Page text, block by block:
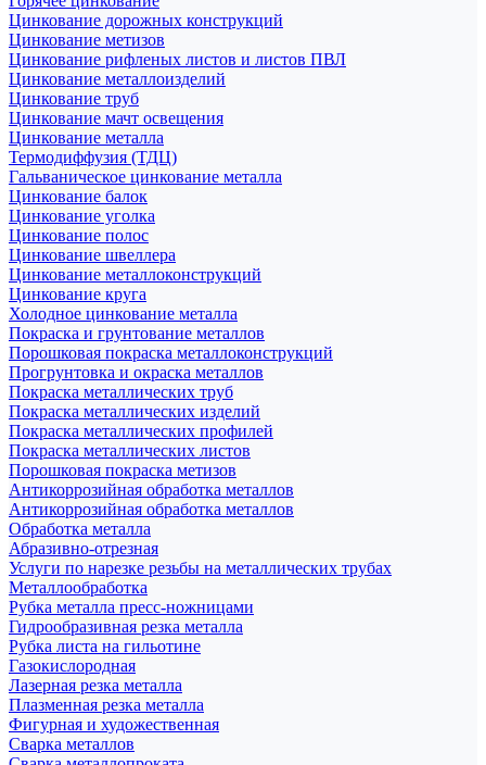
Цинкование дорожных конструкций
Цинкование метизов
Цинкование рифленых листов и листов ПВЛ
Цинкование металлоизделий
Цинкование труб
Цинкование мачт освещения
Цинкование металла
Термодиффузия (ТДЦ)
Гальваническое цинкование металла
Цинкование балок
Цинкование уголка
Цинкование полос
Цинкование швеллера
Цинкование металлоконструкций
Цинкование круга
Холодное цинкование металла
Покраска и грунтование металлов
Порошковая покраска металлоконструкций
Прогрунтовка и окраска металлов
Покраска металлических труб
Покраска металлических изделий
Покраска металлических профилей
Покраска металлических листов
Порошковая покраска метизов
Антикоррозийная обработка металлов
Антикоррозийная обработка металлов
Обработка металла
Абразивно-отрезная
Услуги по нарезке резьбы на металлических трубах
Металлообработка
Рубка металла пресс-ножницами
Гидрообразивная резка металла
Рубка листа на гильотине
Газокислородная
Лазерная резка металла
Плазменная резка металла
Фигурная и художественная
Сварка металлов